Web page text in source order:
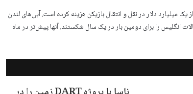
میلیارد دلار در نقل و انتقال بازیکن هزینه کرده است. آبی‌های لندن
پوند، رکورد نقل و انتقالات انگلیس را برای دومین بار در یک سال شکستند. آنها پیش‌تر در ماه